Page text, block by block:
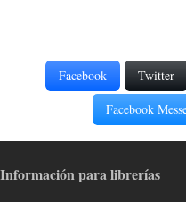
Facebook Twitter
Facebook
Información para librerías